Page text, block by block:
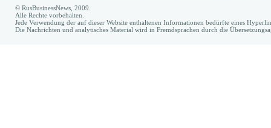
© RusBusinessNews, 2009.
Alle Rechte vorbehalten.
Jede Verwendung der auf dieser Website enthaltenen Informationen bedürfte eines
Die Nachrichten und analytisches Material wird in Fremdsprachen durch die